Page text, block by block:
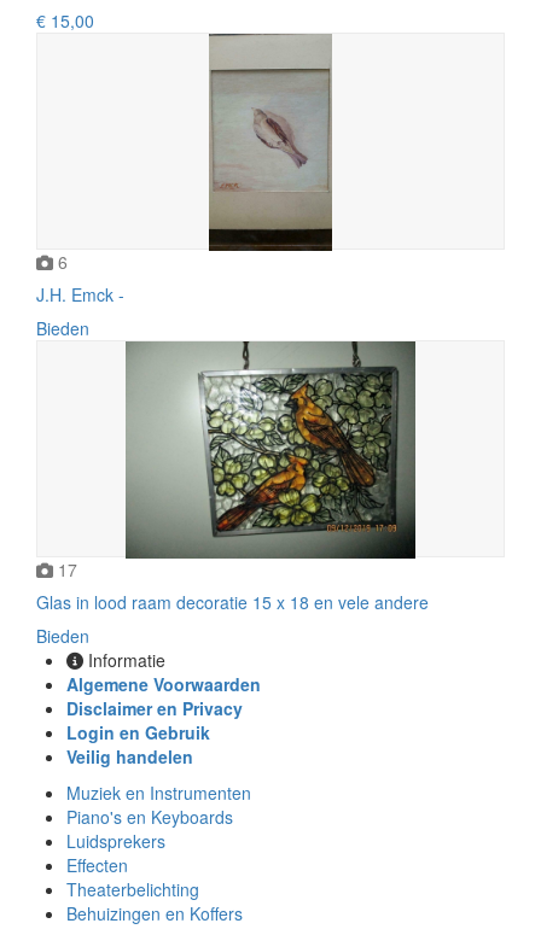
€ 15,00
6
J.H. Emck -
Bieden
17
Glas in lood raam decoratie 15 x 18 en vele andere
Bieden
Informatie
Algemene Voorwaarden
Disclaimer en Privacy
Login en Gebruik
Veilig handelen
Muziek en Instrumenten
Piano's en Keyboards
Luidsprekers
Effecten
Theaterbelichting
Behuizingen en Koffers